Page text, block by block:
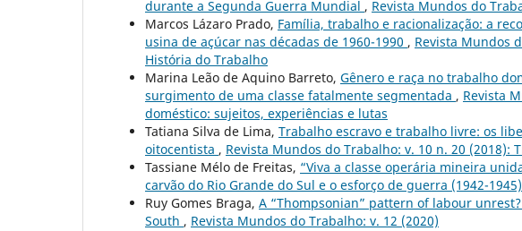
durante a Segunda Guerra Mundial , Revista Mundos do
Marcos Lázaro Prado, Família, trabalho e racionalização: a
usina de açúcar nas décadas de 1960-1990 , Revista Mundos
História do Trabalho
Marina Leão de Aquino Barreto, Gênero e raça no trabalho
surgimento de uma classe fatalmente segmentada , Revista
doméstico: sujeitos, experiências e lutas
Tatiana Silva de Lima, Trabalho escravo e trabalho livre: os
oitocentista , Revista Mundos do Trabalho: v. 10 n. 20
Tassiane Mélo de Freitas, “Viva a classe operária mineira
carvão do Rio Grande do Sul e o esforço de guerra (1942-1945)
Ruy Gomes Braga, A “Thompsonian” pattern of labour
South , Revista Mundos do Trabalho: v. 12 (2020)